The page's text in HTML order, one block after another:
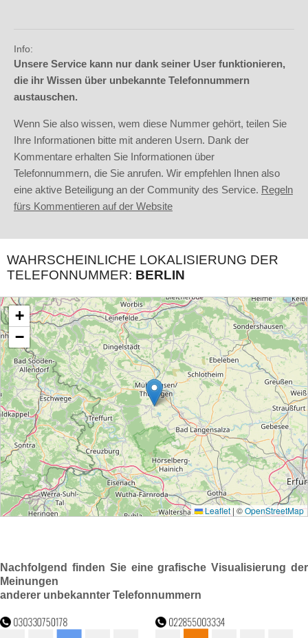
Info:
Unsere Service kann nur dank seiner User funktionieren,
die ihr Wissen über unbekannte Telefonnummern
austauschen.
Wenn Sie also wissen, wem diese Nummer gehört, teilen Sie
Ihre Informationen bitte mit anderen Usern. Dank der
Kommentare erhalten Sie Informationen über
Telefonnummern, die Sie anrufen. Wir empfehlen Ihnen also
eine aktive Beteiligung an der Community des Service. Regeln
fürs Kommentieren auf der Website
WAHRSCHEINLICHE LOKALISIERUNG DER
TELEFONNUMMER: BERLIN
Nachfolgend finden Sie eine grafische Visualisierung der
Meinungen
anderer unbekannter Telefonnummern